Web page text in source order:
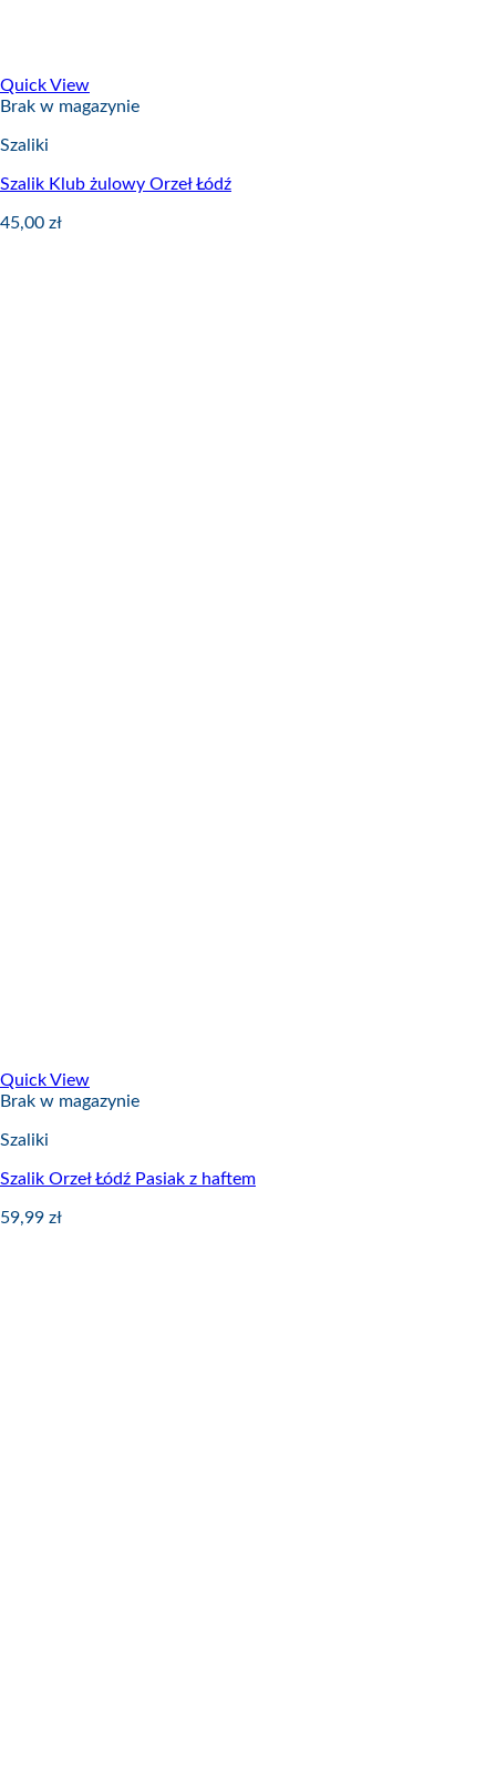
Quick View
Brak w magazynie
Szaliki
Szalik Klub żulowy Orzeł Łódź
45,00 zł
Quick View
Brak w magazynie
Szaliki
Szalik Orzeł Łódź Pasiak z haftem
59,99 zł